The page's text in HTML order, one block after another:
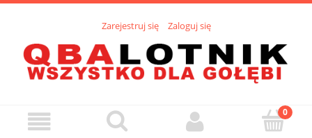
Zarejestruj się Zaloguj się